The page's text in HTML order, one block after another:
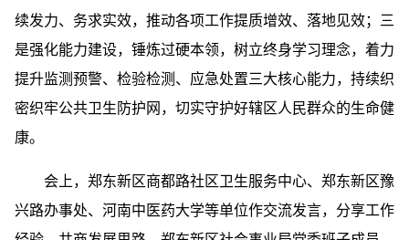
续发力、务求实效，推动各项工作提质增效、落地见效；三
是强化能力建设，锤炼过硬本领，树立终身学习理念，着力
提升监测预警、检验检测、应急处置三大核心能力，持续织
密织牢公共卫生防护网，切实守护好辖区人民群众的生命健
康。
会上，郑东新区商都路社区卫生服务中心、郑东新区豫
兴路办事处、河南中医药大学等单位作交流发言，分享工作